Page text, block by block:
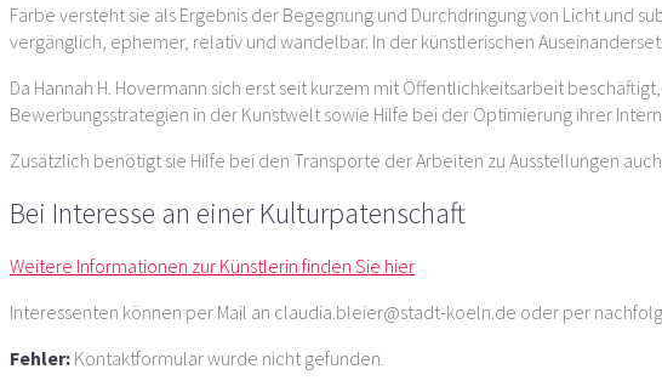
Farbe versteht sie als Ergebnis der Begegnung und Durchdringung von Licht und
vergänglich, ephemer, relativ und wandelbar. In der künstlerischen
Da Hannah H. Hovermann sich erst seit kurzem mit Öffentlichkeitsarbeit
Bewerbungsstrategien in der Kunstwelt sowie Hilfe bei der Optimierung ihrer
Zusätzlich benötigt sie Hilfe bei den Transporte der Arbeiten zu Ausstellungen
Bei Interesse an einer Kulturpatenschaft
Weitere Informationen zur Künstlerin finden Sie hier
Interessenten können per Mail an claudia.bleier@stadt-koeln.de oder per
Fehler: Kontaktformular wurde nicht gefunden.